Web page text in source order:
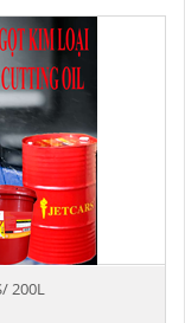
200L